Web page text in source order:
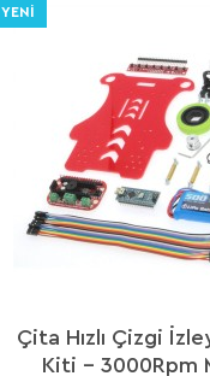
YENI
Çita Hızlı Çizgi
Kiti - 3000Rpm